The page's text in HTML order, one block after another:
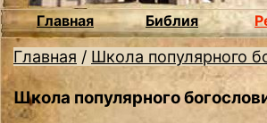
Главная Библия
Главная / Школа популярного
Школа популярного